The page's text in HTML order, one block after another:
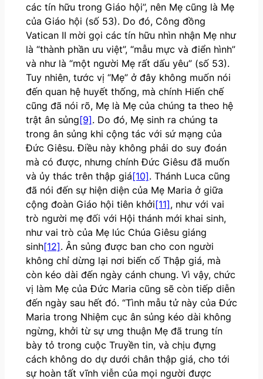
các tín hữu trong Giáo hội”, nên Mẹ cũng là Mẹ
của Giáo hội (số 53). Do đó, Công đồng
Vatican II mời gọi các tín hữu nhìn nhận Mẹ như
là “thành phần ưu việt”, “mẫu mực và điển hình”
và như là “một người Mẹ rất dấu yêu” (số 53).
Tuy nhiên, tước vị “Mẹ” ở đây không muốn nói
đến quan hệ huyết thống, mà chính Hiến chế
cũng đã nói rõ, Mẹ là Mẹ của chúng ta theo hệ
trật ân sủng[9]. Do đó, Mẹ sinh ra chúng ta
trong ân sủng khi cộng tác với sứ mạng của
Đức Giêsu. Điều này không phải do suy đoán
mà có được, nhưng chính Đức Giêsu đã muốn
và ủy thác trên thập giá[10]. Thánh Luca cũng
đã nói đến sự hiện diện của Mẹ Maria ở giữa
cộng đoàn Giáo hội tiên khởi[11], như với vai
trò người mẹ đối với Hội thánh mới khai sinh,
như vai trò của Mẹ lúc Chúa Giêsu giáng
sinh[12]. Ân sủng được ban cho con người
không chỉ dừng lại nơi biến cố Thập giá, mà
còn kéo dài đến ngày cánh chung. Vì vậy, chức
vị làm Mẹ của Đức Maria cũng sẽ còn tiếp diễn
đến ngày sau hết đó. “Tình mẫu tử này của Đức
Maria trong Nhiệm cục ân sủng kéo dài không
ngừng, khởi từ sự ưng thuận Mẹ đã trung tín
bày tỏ trong cuộc Truyền tin, và chịu đựng
cách không do dự dưới chân thập giá, cho tới
sự hoàn tất vĩnh viễn của mọi người được